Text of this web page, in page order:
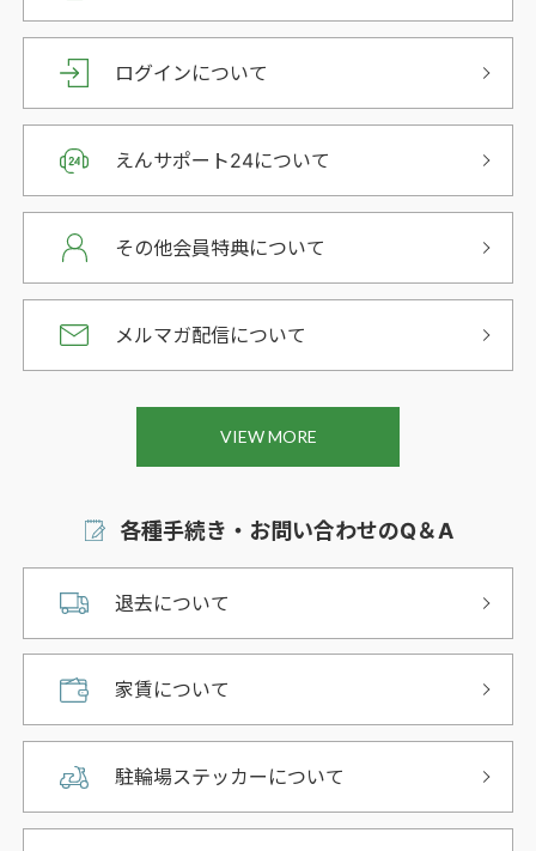
ログインについて
えんサポート24について
その他会員特典について
メルマガ配信について
VIEW MORE
各種手続き・お問い合わせのQ＆A
退去について
家賃について
駐輪場ステッカーについて